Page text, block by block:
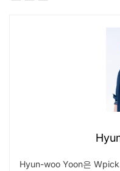
Hyun-woo Yoon은